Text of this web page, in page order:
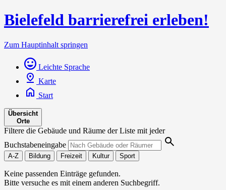
Bielefeld barrierefrei erleben!
Zum Hauptinhalt springen
Leichte Sprache
Karte
Start
Übersicht
Orte
Filtere die Gebäude und Räume der Liste mit jeder
Buchstabeneingabe
A-Z Bildung Freizeit Kultur Sport
Keine passenden Einträge gefunden.
Bitte versuche es mit einem anderen Suchbegriff.